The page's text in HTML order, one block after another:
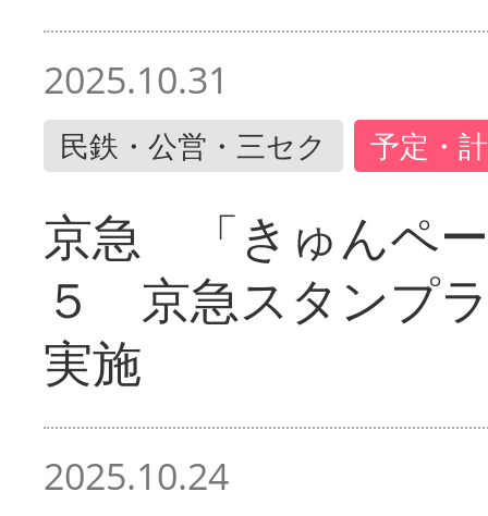
2025.10.31
民鉄・公営・三セク 予定・
京急 「きゅんペ
５ 京急スタンプ
実施
2025.10.24